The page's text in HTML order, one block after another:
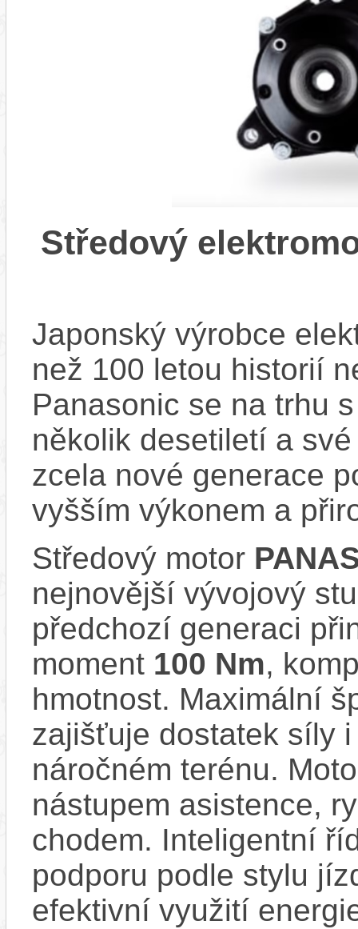
Středový
Japonský výrobce
než 100 letou historií
Panasonic se na trhu
několik desetiletí a
zcela nové generace
vyšším výkonem a
Středový motor
nejnovější vývojový
předchozí generaci
moment 100 Nm,
hmotnost. Maximální
zajišťuje dostatek síly
náročném terénu.
nástupem asistence,
chodem. Inteligentní
podporu podle stylu
efektivní využití